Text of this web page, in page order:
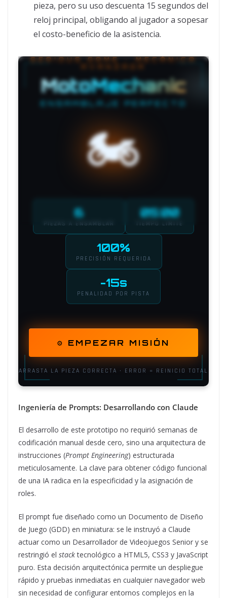
pieza, pero su uso descuenta 15 segundos del
reloj principal, obligando al jugador a sopesar
el costo-beneficio de la asistencia.
Ingeniería de Prompts: Desarrollando con Claude
El desarrollo de este prototipo no requirió semanas de
codificación manual desde cero, sino una arquitectura de
instrucciones (Prompt Engineering) estructurada
meticulosamente. La clave para obtener código funcional
de una IA radica en la especificidad y la asignación de
roles.
El prompt fue diseñado como un Documento de Diseño
de Juego (GDD) en miniatura: se le instruyó a Claude
actuar como un Desarrollador de Videojuegos Senior y se
restringió el stacktecnológico a HTML5, CSS3 y JavaScript
puro. Esta decisión arquitectónica permite un despliegue
rápido y pruebas inmediatas en cualquier navegador web
sin necesidad de configurar entornos complejos en la